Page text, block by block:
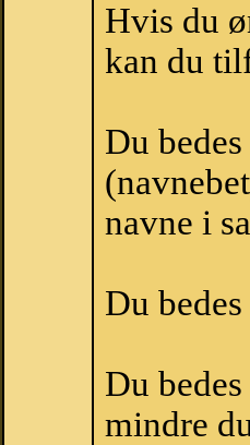
Hvis du
kan du
Du
navne i
Du
Du
mindre